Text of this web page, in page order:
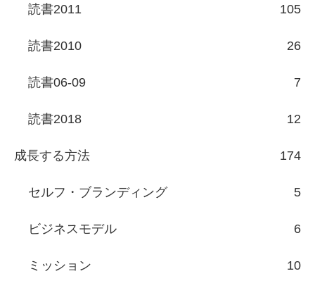
読書2011 105
読書2010 26
読書06-09 7
読書2018 12
成長する方法 174
セルフ・ブランディング 5
ビジネスモデル 6
ミッション 10